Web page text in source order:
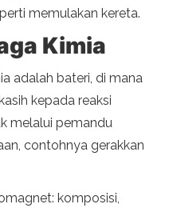
memulakan kereta.
Kimia
adalah bateri, di mana
kepada reaksi
melalui pemandu
contohnya gerakkan
komposisi,